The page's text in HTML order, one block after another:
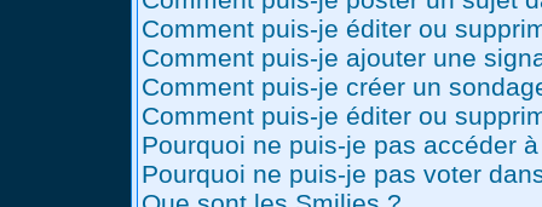
Comment puis-je éditer ou
Comment puis-je ajouter une
Comment puis-je créer un
Comment puis-je éditer ou
Pourquoi ne puis-je pas accéder
Pourquoi ne puis-je pas voter